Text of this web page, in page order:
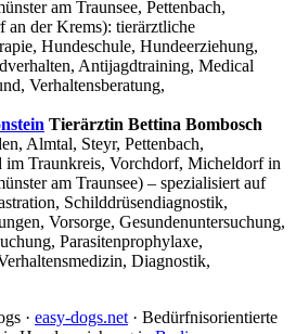
am Traunsee, Pettenbach,
an der Krems): tierärztliche
Hundeschule, Hundeerziehung,
Antijagdtraining, Medical
Verhaltensberatung,
Tierärztin Bettina Bombosch
Almtal, Steyr, Pettenbach,
im Traunkreis, Vorchdorf, Micheldorf in
am Traunsee) – spezialisiert auf
Schilddrüsendiagnostik,
Vorsorge, Gesundenuntersuchung,
Parasitenprophylaxe,
Diagnostik,
· easy-dogs.net · Bedürfnisorientierte